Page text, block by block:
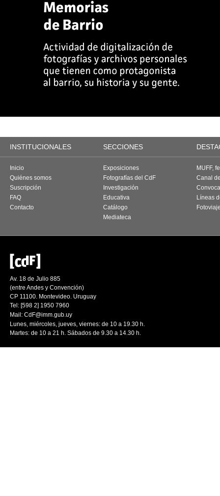
INSTITUCIONALES SECCIONES
Inicio
Quiénes somos
Suscripción
FAQ
Contacto
Exposiciones
Fotografías del CdF
Investigación
Educativa
Catálogo
Mediateca
MUFF,
Canal
Líneas
Av. 18 de Julio 885
(entre Andes y Convención)
CP 11100. Montevideo. Uruguay
Tel: [598 2] 1950 7960
Mail: CdF@imm.gub.uy
Lunes, miércoles, jueves, viernes: de 10 a 19.30 h.
Martes: de 10 a 21 h. Sábados de 9.30 a 14.30 h.